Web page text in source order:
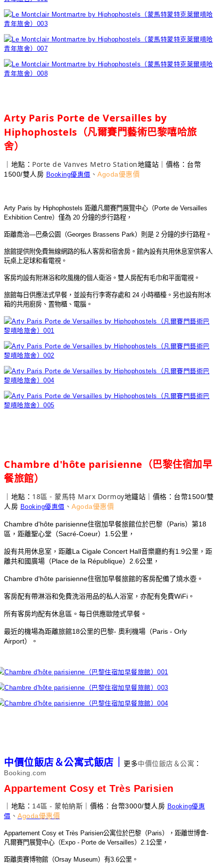
Arty Paris Porte de Versailles by
Hiphophostels （凡爾賽門藝術巴黎嘻哈旅
舍）
｜地點： Porte de Vanves Metro Station地鐵站｜價格：台幣
1500/雙人房 Booking優惠價 、 Agoda優惠價
Arty Paris by Hiphophostels 距離凡爾賽門展覽中心（ Porte de Versailles
Exhibition Centre）僅為 20 分鐘的步行路程，
距離喬治—巴桑公園（Georges Brassens Park）則是 2 分鐘的步行路程。
旅館提供附免費無線網路的私人客房和宿舍房。館內設有共用休息室供客人
玩桌上足球和看電視。
客房均設有附淋浴和吹風機的個人衛浴。雙人房配有毛巾和平面電視。
旅館每日供應法式早餐，並設有行李寄存處和 24 小時櫃檯。另也設有附冰
箱的共用廚房、置物櫃、電腦。
Chambre d'hôte parisienne （巴黎住宿加早
餐旅館）
｜地點： 18 區 - 蒙馬特 Marx Dormoy地鐵站｜價格：台幣1500/雙
人房 Booking優惠價 、 Agoda優惠價
Chambre d'hôte parisienne住宿加早餐旅館位於巴黎（Paris）第18
區，距離聖心堂（Sacré-Coeur）1.5公里，
設有共用休息室，距離La Cigale Concert Hall音樂廳約有1.9公里，距
離共和國廣場（Place de la République）2.6公里，
Chambre d'hôte parisienne住宿加早餐旅館的客房配備了燒水壺。
客房配有帶淋浴和免費洗浴用品的私人浴室，亦配有免費WiFi。
所有客房均配有休息區。每日供應歐陸式早餐。
最近的機場為距離旅館18公里的巴黎- 奧利機場（Paris - Orly
Airport）。
中價位飯店＆公寓式飯店｜ 更多中價位飯店＆公寓 ：
Booking.com
Appartement Cosy et Très Parisien
｜地點： 14區 - 蒙帕納斯 ｜價格：台幣3000/雙人房 Booking優惠
價 、 Agoda優惠價
Appartement Cosy et Très Parisien公寓位於巴黎（ Paris），距離世博會-
凡爾賽門展覽中心（ Expo - Porte de Versailles） 2.1 公里，
距離奧賽博物館（Orsay Museum）有3.6公里。